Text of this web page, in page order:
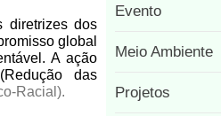
diretrizes dos
global
A ação
das
Racial).
Evento
Meio Ambiente
Projetos